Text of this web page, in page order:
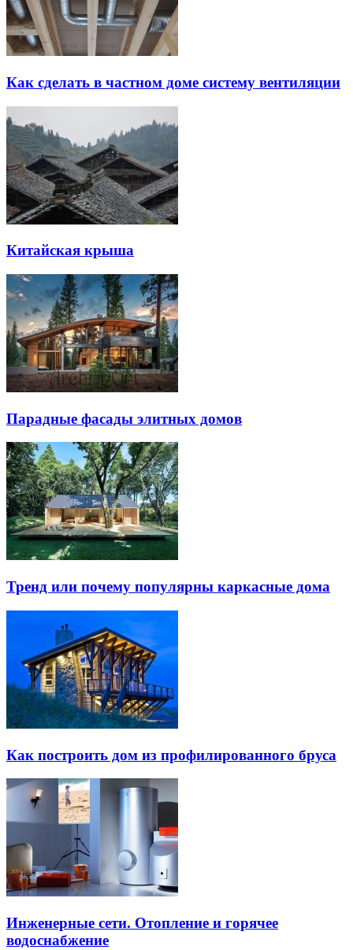
Как сделать в частном доме систему вентиляции
Китайская крыша
Парадные фасады элитных домов
Тренд или почему популярны каркасные дома
Как построить дом из профилированного бруса
Инженерные сети. Отопление и горячее
водоснабжение